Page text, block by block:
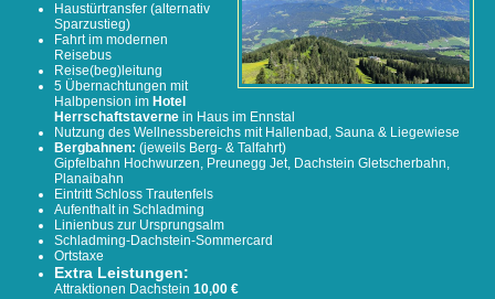
Haustürtransfer (alternativ
Sparzustieg)
Fahrt im modernen
Reisebus
Reise(beg)leitung
5 Übernachtungen mit
Halbpension im Hotel
Herrschaftstaverne in Haus im Ennstal
Nutzung des Wellnessbereichs mit Hallenbad, Sauna & Liegewiese
Bergbahnen: (jeweils Berg- & Talfahrt)
Gipfelbahn Hochwurzen, Preunegg Jet, Dachstein Gletscherbahn,
Planaibahn
Eintritt Schloss Trautenfels
Aufenthalt in Schladming
Linienbus zur Ursprungsalm
Schladming-Dachstein-Sommercard
Ortstaxe
Extra Leistungen:
Attraktionen Dachstein 10,00 €